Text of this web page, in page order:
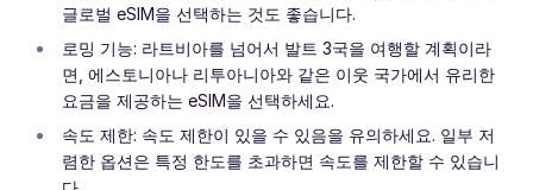
글로벌 eSIM을 선택하는 것도 좋습니다.
로밍 기능: 라트비아를 넘어서 발트 3국을 여행할 계획이라
면, 에스토니아나 리투아니아와 같은 이웃 국가에서 유리한
요금을 제공하는 eSIM을 선택하세요.
속도 제한: 속도 제한이 있을 수 있음을 유의하세요. 일부 저
렴한 옵션은 특정 한도를 초과하면 속도를 제한할 수 있습니